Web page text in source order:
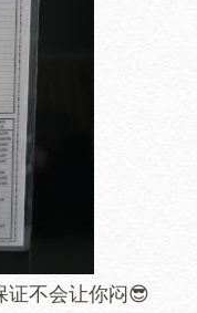
证不会让你闷😎